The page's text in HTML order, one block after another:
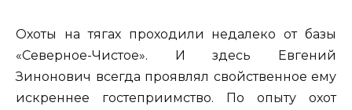
Охоты на тягах проходили недалеко от базы
«Северное-Чистое». И здесь Евгений
Зинонович всегда проявлял свойственное ему
искреннее гостеприимство. По опыту охот